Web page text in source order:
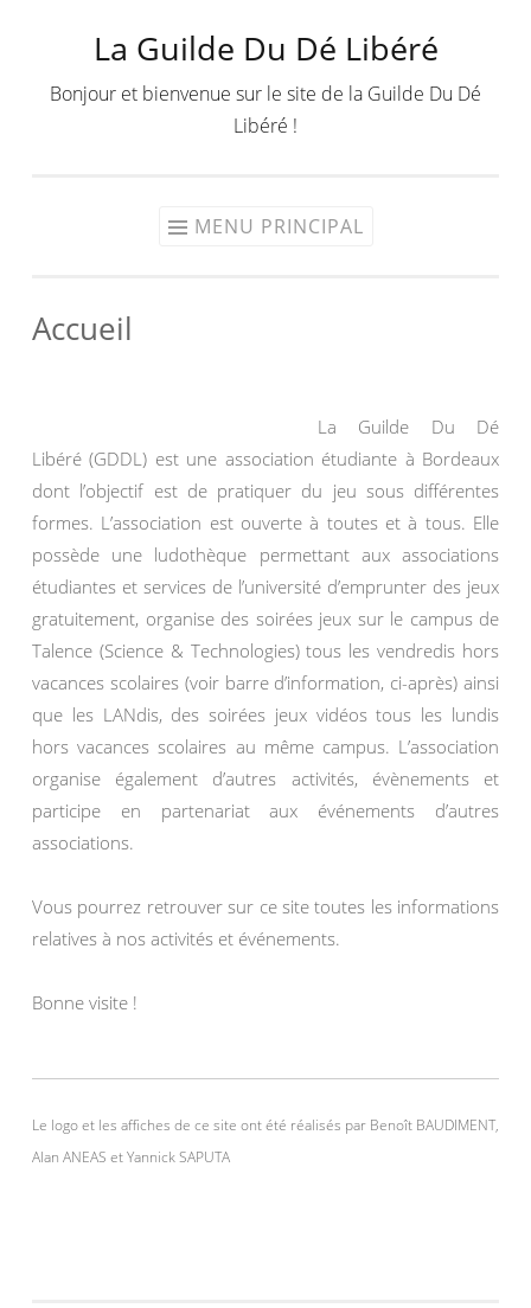
contenu
La Guilde Du Dé Libéré
Bonjour et bienvenue sur le site de la Guilde Du Dé
Libéré !
MENU PRINCIPAL
Accueil
La Guilde Du Dé
Libéré (GDDL) est une association étudiante à Bordeaux
dont l’objectif est de pratiquer du jeu sous différentes
formes. L’association est ouverte à toutes et à tous. Elle
possède une ludothèque permettant aux associations
étudiantes et services de l’université d’emprunter des jeux
gratuitement, organise des soirées jeux sur le campus de
Talence (Science & Technologies) tous les vendredis hors
vacances scolaires (voir barre d’information, ci-après) ainsi
que les LANdis, des soirées jeux vidéos tous les lundis
hors vacances scolaires au même campus. L’association
organise également d’autres activités, évènements et
participe en partenariat aux événements d’autres
associations.
Vous pourrez retrouver sur ce site toutes les informations
relatives à nos activités et événements.
Bonne visite !
Le logo et les affiches de ce site ont été réalisés par Benoît BAUDIMENT,
Alan ANEAS et Yannick SAPUTA